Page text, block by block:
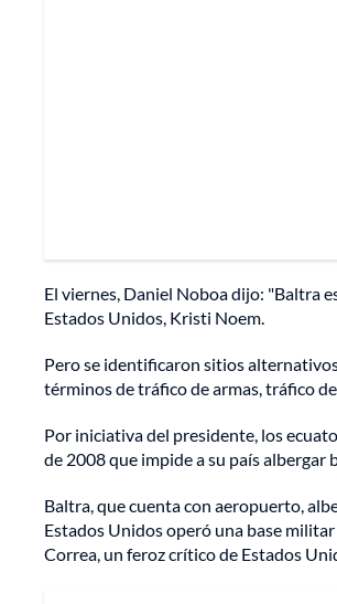
El viernes, Daniel Noboa dijo: "Baltra
Estados Unidos, Kristi Noem.
Pero se identificaron sitios
términos de tráfico de armas, tráfico
Por iniciativa del presidente, los
de 2008 que impide a su país albergar
Baltra, que cuenta con aeropuerto,
Estados Unidos operó una base
Correa, un feroz crítico de Estados